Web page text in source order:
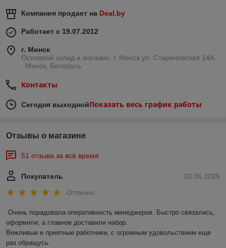
Компания продает на Deal.by
Работает с 19.07.2012
г. Минск
Основной склад и магазин: г. Минск ул. Стариновская 14А.
, Минск, Беларусь
Контакты
Сегодня выходнойПоказать весь график работы
Отзывы о магазине
51 отзыва за всё время
20.06.2025
Покупатель
Отлично
Очень порадовала оперативность менеджеров. Быстро связались,
оформили, а главное доставили набор.
Вежливые и приятные работники, с огромным удовольствием еще
раз обращусь.